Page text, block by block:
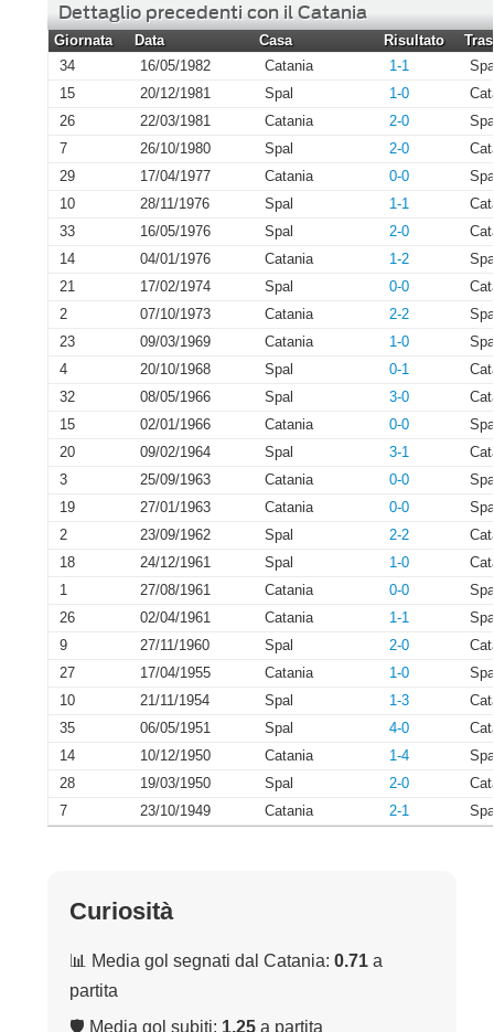
Dettaglio precedenti con il Catania
Giornata Data Casa Risultato
34
16/05/1982 Catania 1-1
15
20/12/1981 Spal 1-0
26
22/03/1981 Catania 2-0
7
26/10/1980 Spal 2-0
29
17/04/1977 Catania 0-0
10
28/11/1976 Spal 1-1
33
16/05/1976 Spal 2-0
14
04/01/1976 Catania 1-2
21
17/02/1974 Spal 0-0
2
07/10/1973 Catania 2-2
23
09/03/1969 Catania 1-0
4
20/10/1968 Spal 0-1
32
08/05/1966 Spal 3-0
15
02/01/1966 Catania 0-0
20
09/02/1964 Spal 3-1
3
25/09/1963 Catania 0-0
19
27/01/1963 Catania 0-0
2
23/09/1962 Spal 2-2
18
24/12/1961 Spal 1-0
1
27/08/1961 Catania 0-0
26
02/04/1961 Catania 1-1
9
27/11/1960 Spal 2-0
27
17/04/1955 Catania 1-0
10
21/11/1954 Spal 1-3
35
06/05/1951 Spal 4-0
14
10/12/1950 Catania 1-4
28
19/03/1950 Spal 2-0
7
23/10/1949 Catania 2-1
Curiosità
📊 Media gol segnati dal Catania: 0.71 a
partita
🛡 Media gol subiti: 1.25 a partita